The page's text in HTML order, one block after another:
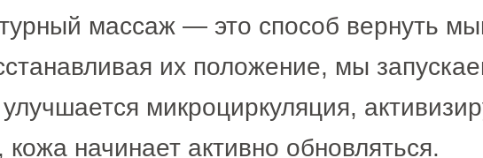
массаж — это способ вернуть
их положение, мы
микроциркуляция,
начинает активно обновляться.